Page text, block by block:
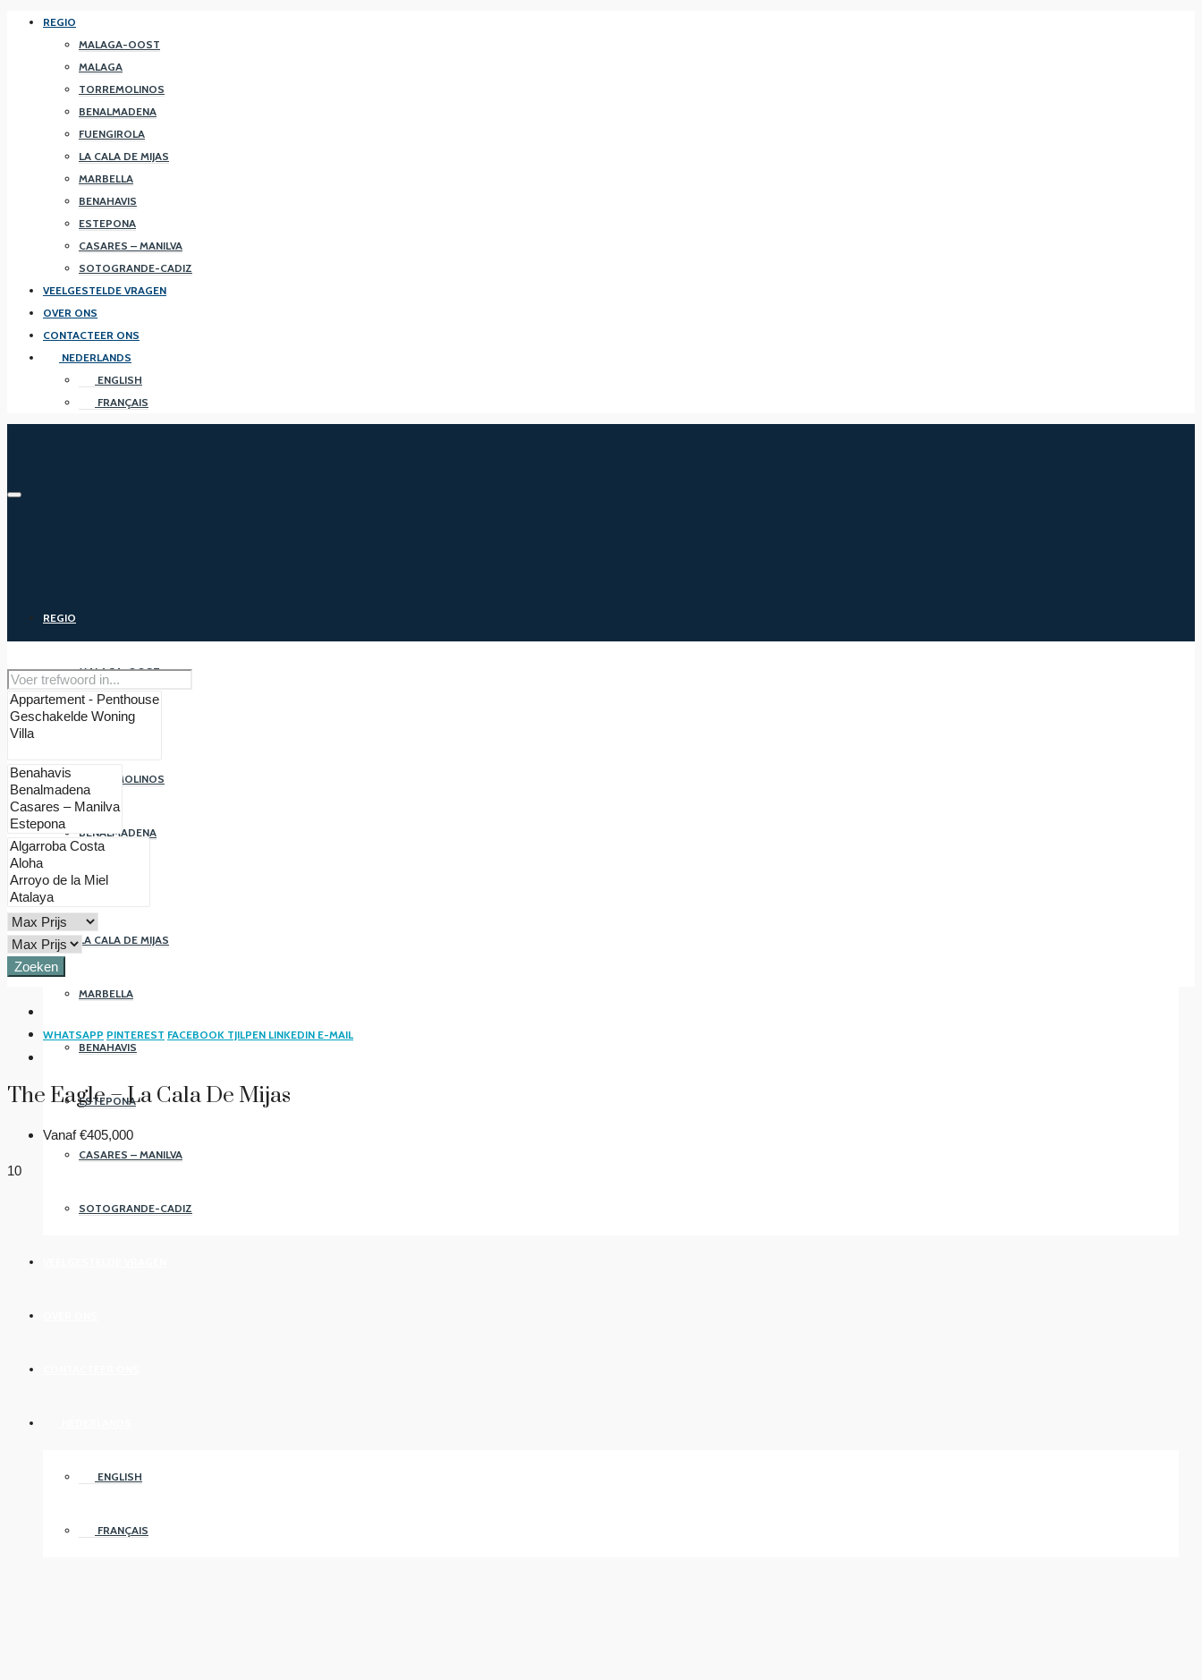
REGIO
MALAGA-OOST
MALAGA
TORREMOLINOS
BENALMADENA
FUENGIROLA
LA CALA DE MIJAS
MARBELLA
BENAHAVIS
ESTEPONA
CASARES – MANILVA
SOTOGRANDE-CADIZ
VEELGESTELDE VRAGEN
OVER ONS
CONTACTEER ONS
NEDERLANDS
ENGLISH
FRANÇAIS
REGIO
MALAGA-OOST
MALAGA
TORREMOLINOS
BENALMADENA
FUENGIROLA
LA CALA DE MIJAS
MARBELLA
BENAHAVIS
ESTEPONA
CASARES – MANILVA
SOTOGRANDE-CADIZ
ENGLISH
FRANÇAIS
Zoeken
WHATSAPP PINTEREST FACEBOOK TJILPEN LINKEDIN E-MAIL
The Eagle – La Cala De Mijas
Vanaf€405,000
10